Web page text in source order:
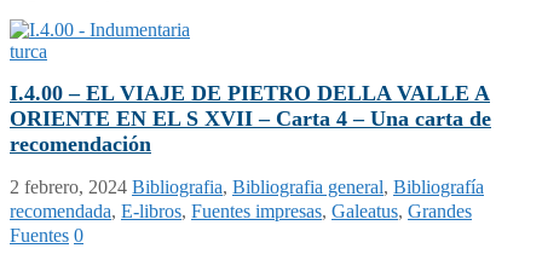
I.4.00 – EL VIAJE DE PIETRO DELLA VALLE A
ORIENTE EN EL S XVII – Carta 4 – Una carta de
recomendación
2 febrero, 2024 Bibliografia, Bibliografia general, Bibliografía
recomendada, E-libros, Fuentes impresas, Galeatus, Grandes
Fuentes 0